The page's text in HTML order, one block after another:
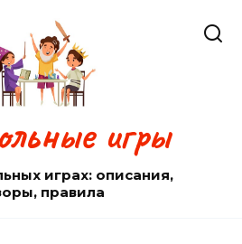
игры
играх: описания,
правила